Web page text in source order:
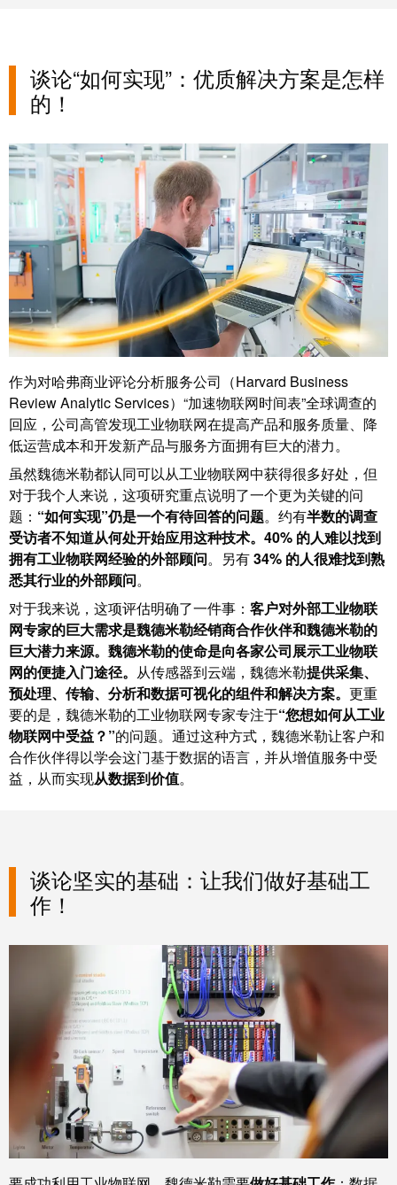
线
和
解
决
方
案
服
务
调
试
接
口
FieldPower®
电
源
分
配
器
电
子
产
品
继
电
器
模
态
继
模
拟
信
号
处
理
电
源
据
术
产
品
目
录
维
修
和
备
件
预
览
道
合
作
伙
伴
网
络
展
会
和
活
动
全
球
展
会
和
活
动
数
字
体
验
新
闻
司
新
可
持
续
发
展
的
里
程
碑：
魏
德
谈论“如何实现”：优质解决方案是怎样
的！
作为对哈弗商业评论分析服务公司（Harvard Business
Review Analytic Services）“加速物联网时间表”全球调查的
回应，公司高管发现工业物联网在提高产品和服务质量、降
低运营成本和开发新产品与服务方面拥有巨大的潜力。
虽然魏德米勒都认同可以从工业物联网中获得很多好处，但
对于我个人来说，这项研究重点说明了一个更为关键的问
题： “如何实现”仍是一个有待回答的问题。约有半数的调查
受访者不知道从何处开始应用这种技术。 40% 的人难以找到
拥有工业物联网经验的外部顾问。另有34% 的人很难找到熟
悉其行业的外部顾问。
对于我来说，这项评估明确了一件事： 客户对外部工业物联
网专家的巨大需求是魏德米勒经销商合作伙伴和魏德米勒的
巨大潜力来源。 魏德米勒的使命是向各家公司展示工业物联
网的便捷入门途径。 从传感器到云端，魏德米勒提供采集、
预处理、传输、分析和数据可视化的组件和解决方案。 更重
要的是，魏德米勒的工业物联网专家专注于“您想如何从工业
物联网中受益？”的问题。通过这种方式，魏德米勒让客户和
合作伙伴得以学会这门基于数据的语言，并从增值服务中受
益，从而实现从数据到价值。
谈论坚实的基础：让我们做好基础工
作！